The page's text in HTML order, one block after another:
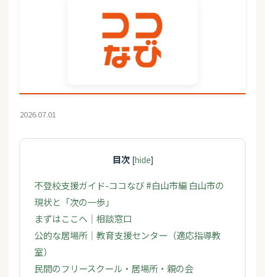
2026.07.01
目次 [hide]
不登校支援ガイド-ココなび #白山市編 白山市の
現状と「次の一歩」
まずはここへ｜相談窓口
公的な居場所｜教育支援センター（適応指導教
室）
民間のフリースクール・居場所・親の会